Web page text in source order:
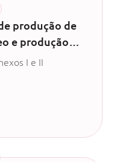
produção de
e produção
de soro
I e II